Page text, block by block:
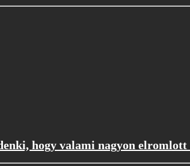
hogy valami nagyon elromlott